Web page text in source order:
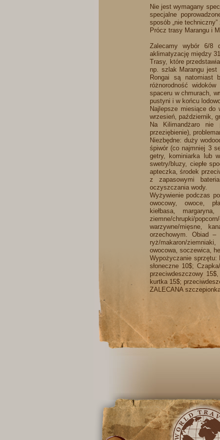
Nie jest wymagany
specjalne
sposób „nie
Prócz trasy Marangu i
Zalecamy wybór 6/8
aklimatyzację między
Trasy, które
np. szlak Marangu
Rongai są natomiast
różnorodność
spaceru w chmurach,
pustyni i w końcu
Najlepsze miesiące
wrzesień, październik,
Na Kilimandżaro nie
przeziębienie),
Niezbędne: duży
śpiwór (co najmniej 3
getry, kominiarka lub
swetry/bluzy, ciepłe
apteczka, środek
z zapasowymi
oczyszczania wody.
Wyżywienie podczas
owocowy, owoce,
kiełbasa,
ziemne/chrupki/
warzywne/mięsne,
orzechowym. Obiad –
ryż/makaron/
owocowa, soczewica,
Wypożyczanie sprzętu:
słoneczne 10$;
przeciwdeszczowy
kurtka 15$;
ZALECANA